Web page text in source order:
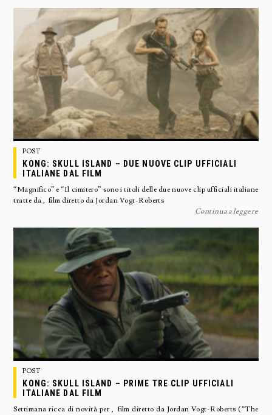
POST
KONG: SKULL ISLAND – DUE NUOVE CLIP UFFICIALI
ITALIANE DAL FILM
“Magnifico” e “Il cimitero” sono i titoli delle due nuove clip ufficiali italiane
tratte da , film diretto da Jordan Vogt-Roberts
Continua a leggere
POST
KONG: SKULL ISLAND – PRIME TRE CLIP UFFICIALI
ITALIANE DAL FILM
Settimana ricca di novità per , film diretto da Jordan Vogt-Roberts (“The